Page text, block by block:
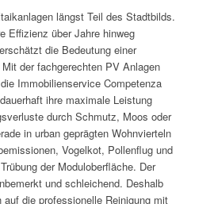
längst Teil des Stadtbilds.
Effizienz über Jahre hinweg
die Bedeutung einer
der fachgerechten PV Anlagen
Immobilienservice Competenza
ihre maximale Leistung
durch Schmutz, Moos oder
in urban geprägten Wohnvierteln
Vogelkot, Pollenflug und
der Moduloberfläche. Der
und schleichend. Deshalb
die professionelle Reinigung mit